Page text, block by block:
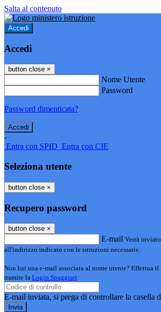
Salta al contenuto
Accedi
Accedi
button close ×
Nome Utente
Password
Password dimenticata?
-
Entra con SPID Entra con CIE
Seleziona utente
button close ×
Recupero password
button close ×
E-mail Verrà
all'indirizzo indicato con le istruzioni necessarie.
Non hai una e-mail associata al nome utente? Effettua il
tramite la Login Spaggiari
E-mail inviata, si prega di controllare la casella